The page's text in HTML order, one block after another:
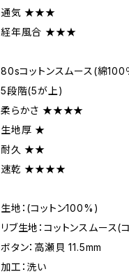
通気 ★★★
経年風合 ★★★
80sコットンスムース(綿
5段階(5が上)
柔らかさ ★★★★
生地厚 ★
耐久 ★★
速乾 ★★★★
生地：(コットン100%)
リブ生地：コットンスムース(
ボタン：高瀬貝 11.5mm
加工：洗い